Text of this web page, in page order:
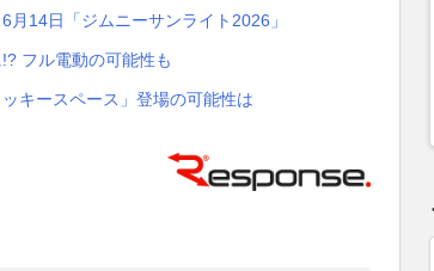
14日「ジムニーサンライト2026」
フル電動の可能性も
キースペース」登場の可能性は